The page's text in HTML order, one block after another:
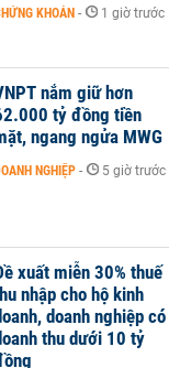
KHOÁN - 1 giờ trước
nắm giữ hơn
tỷ đồng tiền
ngang ngửa MWG
NGHIỆP - 5 giờ trước
xuất miễn 30% thuế
nhập cho hộ kinh
doanh nghiệp có
thu dưới 10 tỷ